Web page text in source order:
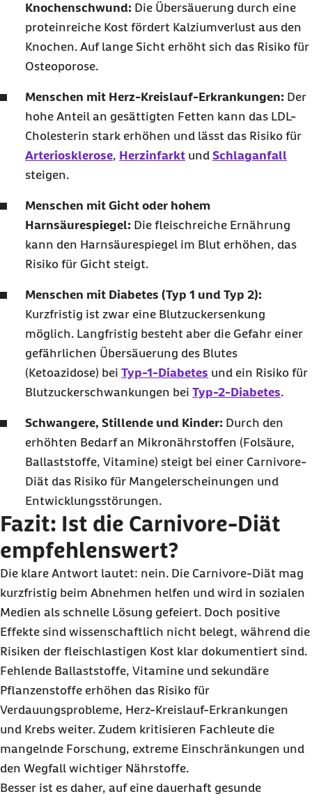
Knochenschwund: Die Übersäuerung durch eine
proteinreiche Kost fördert Kalziumverlust aus den
Knochen. Auf lange Sicht erhöht sich das Risiko für
Osteoporose.
Menschen mit Herz-Kreislauf-Erkrankungen: Der
hohe Anteil an gesättigten Fetten kann das LDL-
Cholesterin stark erhöhen und lässt das Risiko für
Arteriosklerose, Herzinfarkt und Schlaganfall
steigen.
Menschen mit Gicht oder hohem
Harnsäurespiegel: Die fleischreiche Ernährung
kann den Harnsäurespiegel im Blut erhöhen, das
Risiko für Gicht steigt.
Menschen mit Diabetes (Typ 1 und Typ 2):
Kurzfristig ist zwar eine Blutzuckersenkung
möglich. Langfristig besteht aber die Gefahr einer
gefährlichen Übersäuerung des Blutes
(Ketoazidose) bei Typ-1-Diabetes und ein Risiko für
Blutzuckerschwankungen bei Typ-2-Diabetes.
Schwangere, Stillende und Kinder: Durch den
erhöhten Bedarf an Mikronährstoffen (Folsäure,
Ballaststoffe, Vitamine) steigt bei einer Carnivore-
Diät das Risiko für Mangelerscheinungen und
Entwicklungsstörungen.
Fazit: Ist die Carnivore-Diät
empfehlenswert?
Die klare Antwort lautet: nein. Die Carnivore-Diät mag
kurzfristig beim Abnehmen helfen und wird in sozialen
Medien als schnelle Lösung gefeiert. Doch positive
Effekte sind wissenschaftlich nicht belegt, während die
Risiken der fleischlastigen Kost klar dokumentiert sind.
Fehlende Ballaststoffe, Vitamine und sekundäre
Pflanzenstoffe erhöhen das Risiko für
Verdauungsprobleme, Herz-Kreislauf-Erkrankungen
und Krebs weiter. Zudem kritisieren Fachleute die
mangelnde Forschung, extreme Einschränkungen und
den Wegfall wichtiger Nährstoffe.
Besser ist es daher, auf eine dauerhaft gesunde